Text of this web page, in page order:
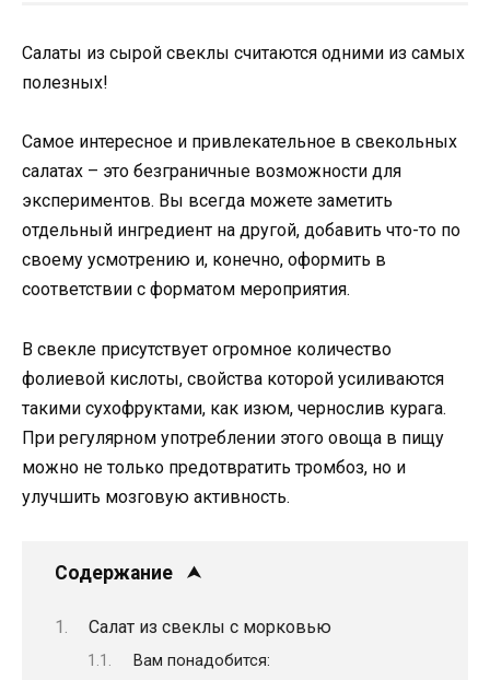
Салаты из сырой свеклы считаются одними из самых
полезных!
Самое интересное и привлекательное в свекольных
салатах – это безграничные возможности для
экспериментов. Вы всегда можете заметить
отдельный ингредиент на другой, добавить что-то по
своему усмотрению и, конечно, оформить в
соответствии с форматом мероприятия.
В свекле присутствует огромное количество
фолиевой кислоты, свойства которой усиливаются
такими сухофруктами, как изюм, чернослив курага.
При регулярном употреблении этого овоща в пищу
можно не только предотвратить тромбоз, но и
улучшить мозговую активность.
Содержание
Салат из свеклы с морковью
Вам понадобится: